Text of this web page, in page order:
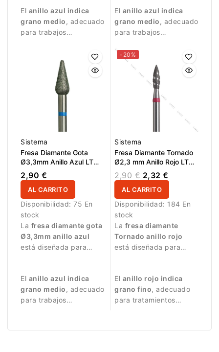
El anillo azul indica
grano medio, adecuado
para trabajos
tratamiento detallado
El anillo azul indica
grano medio, adecuado
para trabajos
tratamiento de la
superficie de la uña.
Sistema
Fresa Diamante Gota
Ø3,3mm Anillo Azul LT
10,0mm
2,90 €
AL CARRITO
Disponibilidad: 75 En
stock
La fresa diamante gota
Ø3,3mm anillo azul
está diseñada para
El anillo azul indica
grano medio, adecuado
para trabajos
-20%
Sistema
Fresa Diamante Tornado
Ø2,3 mm Anillo Rojo LT
8,0 mm
2,90 € 2,32 €
AL CARRITO
Disponibilidad: 184 En
stock
La fresa diamante
Tornado anillo rojo
está diseñada para
El anillo rojo indica
grano fino, adecuado
para tratamientos